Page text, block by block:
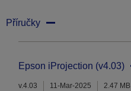
Příručky
Epson iProjection (v4.03)
v.4.03 11-Mar-2025 2.47 MB